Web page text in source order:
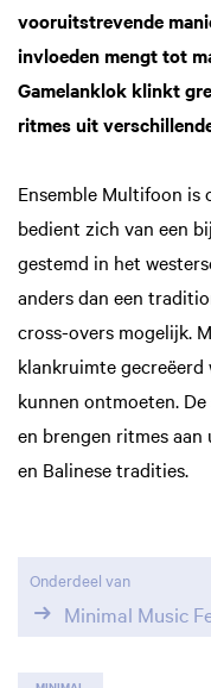
vooruitstrevende
invloeden mengt tot
Gamelanklok klinkt
ritmes uit
Ensemble Multifoon
bedient zich van een
gestemd in het
anders dan een
cross-overs mogelijk.
klankruimte
kunnen ontmoeten.
en brengen ritmes
en Balinese tradities.
Onderdeel van
Minimal Music